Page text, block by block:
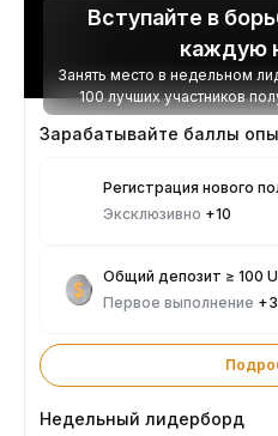
Вступайте в
каждую
Занять место в недельном
100 лучших участников
Эксклюзивно +10
Общий депозит ≥ 100
Первое выполнение
Недельный лидерборд